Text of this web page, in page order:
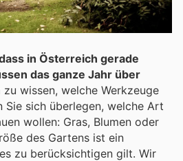
in Österreich gerade
das ganze Jahr über
zu wissen, welche Werkzeuge
Sie sich überlegen, welche Art
wollen: Gras, Blumen oder
des Gartens ist ein
zu berücksichtigen gilt. Wir